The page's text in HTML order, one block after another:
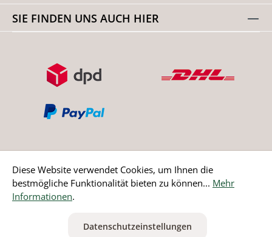
SIE FINDEN UNS AUCH HIER
Bestellung widerrufen
ausgenommen Nicht EU-Länder
Diese Website verwendet Cookies, um Ihnen die
bestmögliche Funktionalität bieten zu können... Mehr
Informationen.
Datenschutzeinstellungen